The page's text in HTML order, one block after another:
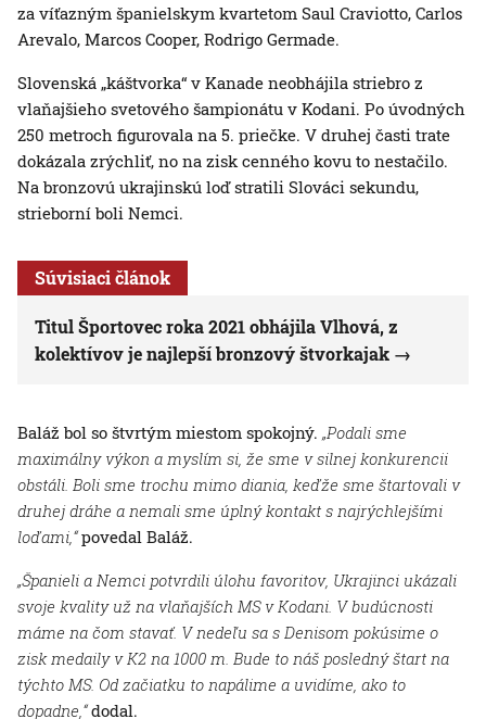
za víťazným španielskym kvartetom Saul Craviotto, Carlos
Arevalo, Marcos Cooper, Rodrigo Germade.
Slovenská „káštvorka“ v Kanade neobhájila striebro z
vlaňajšieho svetového šampionátu v Kodani. Po úvodných
250 metroch figurovala na 5. priečke. V druhej časti trate
dokázala zrýchliť, no na zisk cenného kovu to nestačilo.
Na bronzovú ukrajinskú loď stratili Slováci sekundu,
strieborní boli Nemci.
Súvisiaci článok
Titul Športovec roka 2021 obhájila Vlhová, z
kolektívov je najlepší bronzový štvorkajak
Baláž bol so štvrtým miestom spokojný. „Podali sme
maximálny výkon a myslím si, že sme v silnej konkurencii
obstáli. Boli sme trochu mimo diania, keďže sme štartovali v
druhej dráhe a nemali sme úplný kontakt s najrýchlejšími
loďami,“povedal Baláž.
„Španieli a Nemci potvrdili úlohu favoritov, Ukrajinci ukázali
svoje kvality už na vlaňajších MS v Kodani. V budúcnosti
máme na čom stavať. V nedeľu sa s Denisom pokúsime o
zisk medaily v K2 na 1000 m. Bude to náš posledný štart na
týchto MS. Od začiatku to napálime a uvidíme, ako to
dopadne,“dodal.